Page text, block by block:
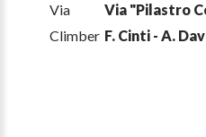
Via
Via "Pilastro
Climber F. Cinti - A.